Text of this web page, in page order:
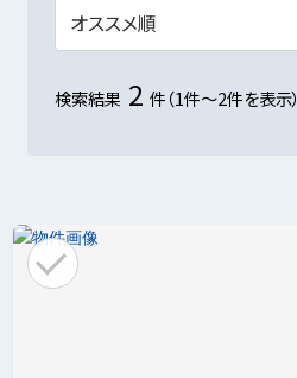
検索結果 2 件（1件～2件を表示）